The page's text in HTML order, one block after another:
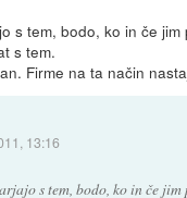
s tem, bodo, ko in če
s tem.
Firme na ta način
13:16
s tem, bodo, ko in če jim